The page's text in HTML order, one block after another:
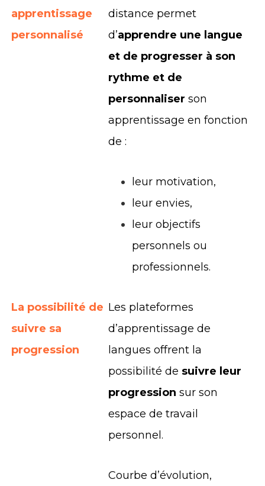
apprentissage
personnalisé
distance permet
d’apprendre une langue
et de progresser à son
rythme et de
personnaliser son
apprentissage en fonction
de :
leur motivation,
leur envies,
leur objectifs
personnels ou
professionnels.
La possibilité de
suivre sa
progression
Les plateformes
d’apprentissage de
langues offrent la
possibilité de suivre leur
progression sur son
espace de travail
personnel.
Courbe d’évolution,